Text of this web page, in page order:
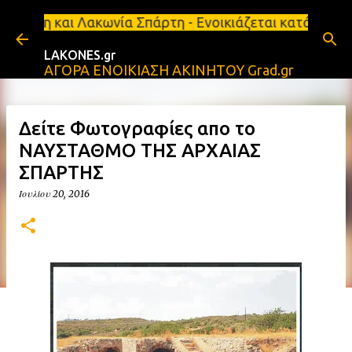
Μετάβαση στο κύριο περιεχόμενο
Σπάρτη - Ενοικιάζεται κατάστημα 134
LAKONES.gr
ΑΓΟΡΑ ΕΝΟΙΚΙΑΣΗ ΑΚΙΝΗΤΟΥ Grad.gr
Δείτε Φωτογραφίες απο το
ΝΑΥΣΤΑΘΜΟ ΤΗΣ ΑΡΧΑΙΑΣ
ΣΠΑΡΤΗΣ
Ιουλίου 20, 2016